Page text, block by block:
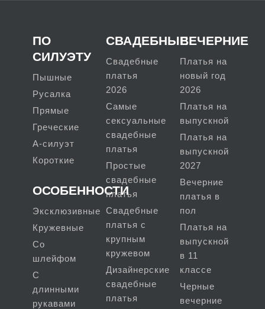
ПО
СИЛУЭТУ
Пышные
Русалка
Прямые
Греческие
А-силуэт
Короткие
ОСОБЕННОСТИ
Эксклюзивные
Кружевные
Со
шлейфом
С
длинными
рукавами
СВАДЕБНЫЕ
Свадебные
платья
2026
Самые
сексуальные
свадебные
платья
Простые
свадебные
платья
Свадебные
платья с
крупным
кружевом
Дизайнерские
свадебные
платья
ВЕЧЕРНИЕ
Платья на
новый год
2026
Платья на
выпускной
Платья на
выпускной
2027
Вечерние
платья в
пол
Платья на
выпускной
в 11
классе
Черные
вечерние